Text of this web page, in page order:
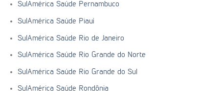
SulAmérica Saúde Pernambuco
SulAmérica Saúde Piauí
SulAmérica Saúde Rio de Janeiro
SulAmérica Saúde Rio Grande do Norte
SulAmérica Saúde Rio Grande do Sul
SulAmérica Saúde Rondônia